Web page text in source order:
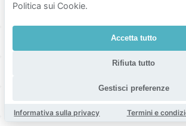
Binnenstad utrecht
Utrecht zuid
Politica sui Cookie.
Accetta tutto
Rifiuta tutto
Gestisci preferenze
Informativa sulla privacy Termini e